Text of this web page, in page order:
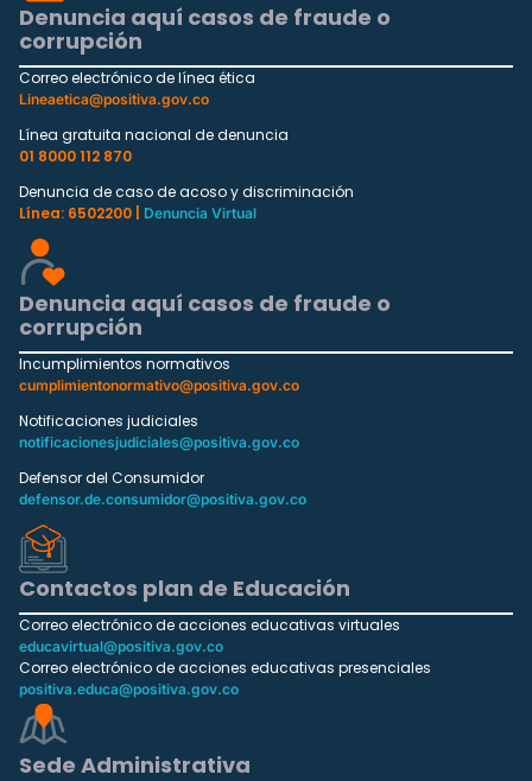
Denuncia aquí casos de fraude o
corrupción
Correo electrónico de línea ética
Lineaetica@positiva.gov.co
Línea gratuita nacional de denuncia
01 8000 112 870
Denuncia de caso de acoso y discriminación
Línea: 6502200 |
Denuncia Virtual
Denuncia aquí casos de fraude o
corrupción
Incumplimientos normativos
cumplimientonormativo@positiva.gov.co
Notificaciones judiciales
notificacionesjudiciales@positiva.gov.co
Defensor del Consumidor
defensor.de.consumidor@positiva.gov.co
Contactos plan de Educación
Correo electrónico de acciones educativas virtuales
educavirtual@positiva.gov.co
Correo electrónico de acciones educativas presenciales
positiva.educa@positiva.gov.co
Sede Administrativa